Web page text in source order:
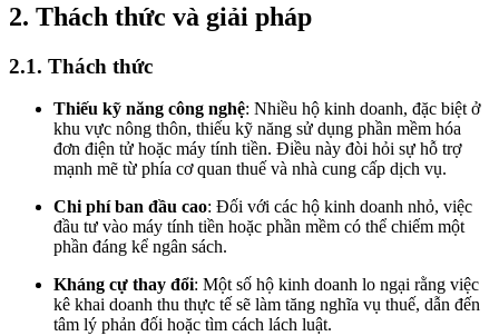
2. Thách thức và giải pháp
2.1. Thách thức
Thiếu kỹ năng công nghệ: Nhiều hộ kinh doanh, đặc biệt ở
khu vực nông thôn, thiếu kỹ năng sử dụng phần mềm hóa
đơn điện tử hoặc máy tính tiền. Điều này đòi hỏi sự hỗ trợ
mạnh mẽ từ phía cơ quan thuế và nhà cung cấp dịch vụ.
Chi phí ban đầu cao: Đối với các hộ kinh doanh nhỏ, việc
đầu tư vào máy tính tiền hoặc phần mềm có thể chiếm một
phần đáng kể ngân sách.
Kháng cự thay đổi: Một số hộ kinh doanh lo ngại rằng việc
kê khai doanh thu thực tế sẽ làm tăng nghĩa vụ thuế, dẫn đến
tâm lý phản đối hoặc tìm cách lách luật.